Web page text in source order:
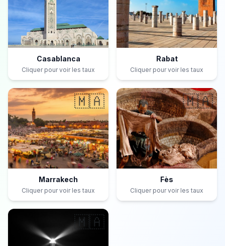
Casablanca
Cliquer pour voir les taux
Rabat
Cliquer pour voir les taux
🇲🇦
Marrakech
Cliquer pour voir les taux
🇲🇦
Fès
Cliquer pour voir les taux
🇲🇦